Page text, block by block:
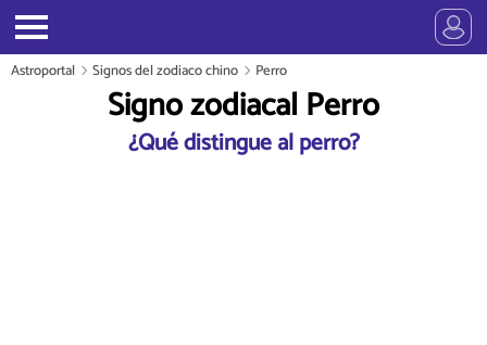
Astroportal Signos del zodiaco chino Perro
Signo zodiacal Perro
¿Qué distingue al perro?